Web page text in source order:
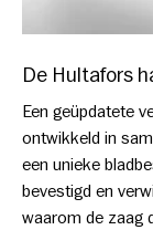
De Hultafors
Een geüpdatete
ontwikkeld in
een unieke
bevestigd en
waarom de zaag